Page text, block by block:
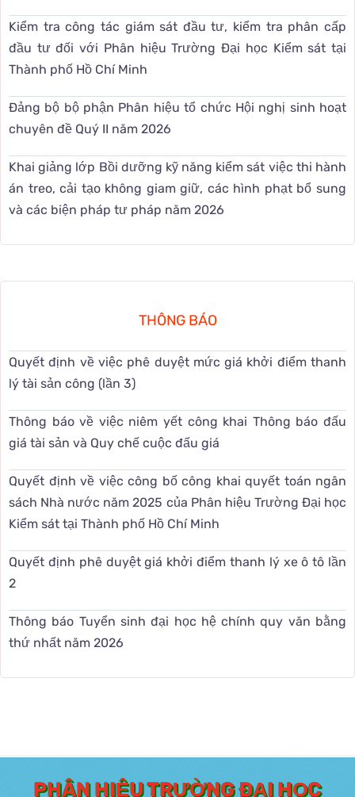
Kiểm tra công tác giám sát đầu tư, kiểm tra phân cấp
đầu tư đối với Phân hiệu Trường Đại học Kiểm sát tại
Thành phố Hồ Chí Minh
Đảng bộ bộ phận Phân hiệu tổ chức Hội nghị sinh hoạt
chuyên đề Quý II năm 2026
Khai giảng lớp Bồi dưỡng kỹ năng kiểm sát việc thi hành
án treo, cải tạo không giam giữ, các hình phạt bổ sung
và các biện pháp tư pháp năm 2026
THÔNG BÁO
Quyết định về việc phê duyệt mức giá khởi điểm thanh
lý tài sản công (lần 3)
Thông báo về việc niêm yết công khai Thông báo đấu
giá tài sản và Quy chế cuộc đấu giá
Quyết định về việc công bố công khai quyết toán ngân
sách Nhà nước năm 2025 của Phân hiệu Trường Đại học
Kiểm sát tại Thành phố Hồ Chí Minh
Quyết định phê duyệt giá khởi điểm thanh lý xe ô tô lần
2
Thông báo Tuyển sinh đại học hệ chính quy văn bằng
thứ nhất năm 2026
PHÂN HIỆU TRƯỜNG ĐẠI HỌC